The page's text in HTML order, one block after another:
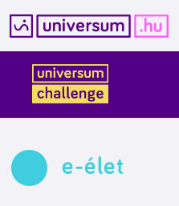
tartalomba
e-élet